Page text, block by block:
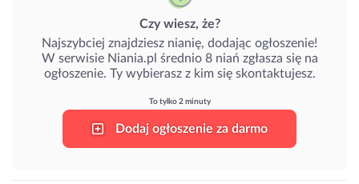
Czy wiesz, że?
Najszybciej znajdziesz nianię, dodając ogłoszenie!
W serwisie Niania.pl średnio 8 niań zgłasza się na
ogłoszenie. Ty wybierasz z kim się skontaktujesz.
To tylko 2 minuty
Dodaj ogłoszenie za darmo